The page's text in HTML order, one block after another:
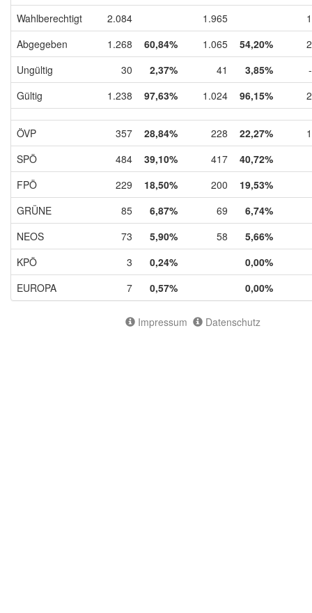
Wahlberechtigt
2.084 1.965
Abgegeben
1.268 60,84% 1.065 54,20%
Ungültig
30 2,37% 41 3,85%
Gültig
1.238 97,63% 1.024 96,15%
ÖVP 357 28,84% 228 22,27%
SPÖ
484 39,10% 417
40,72%
FPÖ
229 18,50% 200
19,53%
GRÜNE
85 6,87% 69
6,74%
NEOS
73 5,90% 58
5,66%
KPÖ
3 0,24%
0,00%
EUROPA
7 0,57% 0,00%
Impressum Datenschutz